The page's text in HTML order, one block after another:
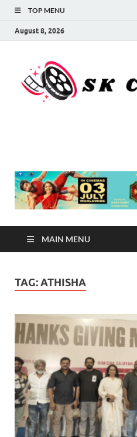
TOP MENU
August 8, 2026
MAIN MENU
TAG:ATHISHA